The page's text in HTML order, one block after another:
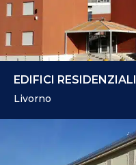
EDIFICI RESIDENZIALI
Livorno